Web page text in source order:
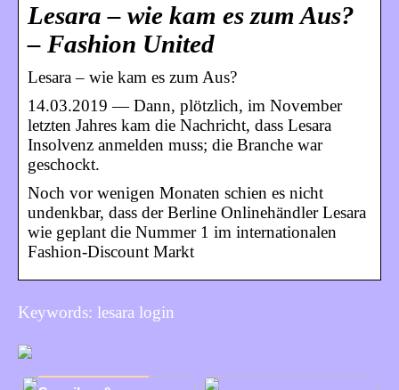
Lesara – wie kam es zum Aus?
– Fashion United
Lesara – wie kam es zum Aus?
14.03.2019 — Dann, plötzlich, im November
letzten Jahres kam die Nachricht, dass Lesara
Insolvenz anmelden muss; die Branche war
geschockt.
Noch vor wenigen Monaten schien es nicht
undenkbar, dass der Berline Onlinehändler Lesara
wie geplant die Nummer 1 im internationalen
Fashion-Discount Markt
Keywords: lesara login